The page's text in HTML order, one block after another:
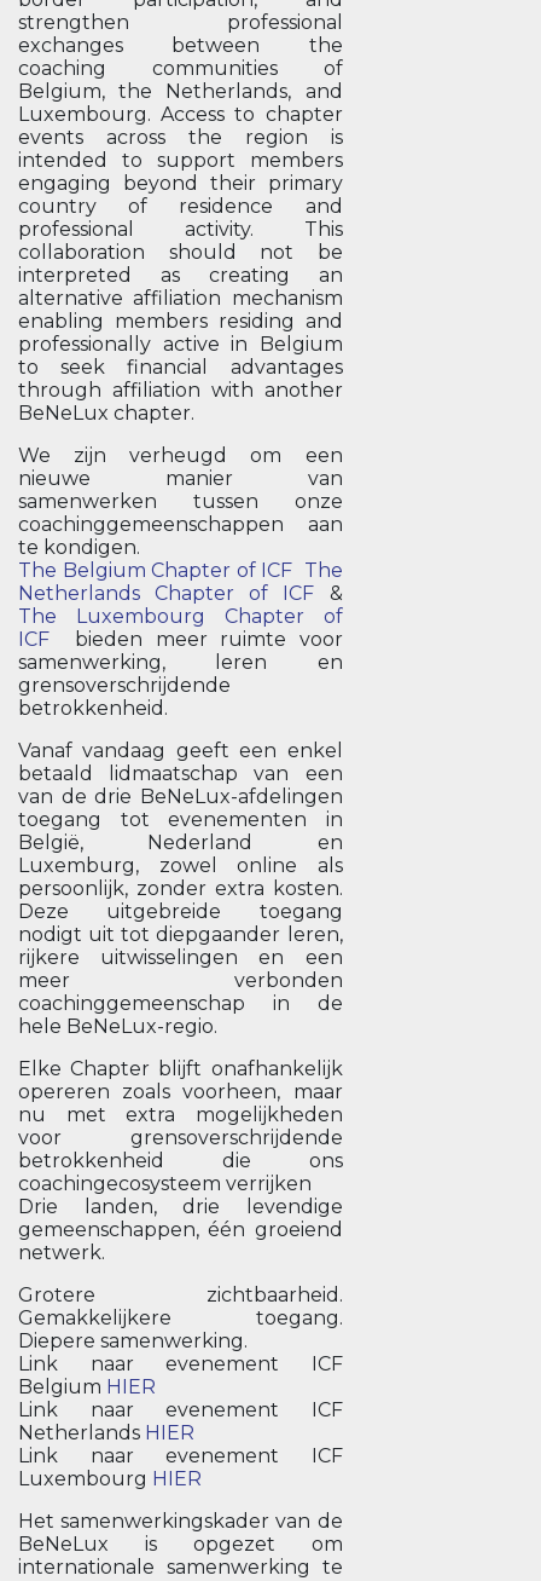
strengthen professional
exchanges between the
coaching communities of
Belgium, the Netherlands, and
Luxembourg. Access to chapter
events across the region is
intended to support members
engaging beyond their primary
country of residence and
professional activity. This
collaboration should not be
interpreted as creating an
alternative affiliation mechanism
enabling members residing and
professionally active in Belgium
to seek financial advantages
through affiliation with another
BeNeLux chapter.
We zijn verheugd om een
nieuwe manier van
samenwerken tussen onze
coachinggemeenschappen aan
te kondigen.
The Belgium Chapter of ICF The
Netherlands Chapter of ICF &
The Luxembourg Chapter of
ICF bieden meer ruimte voor
samenwerking, leren en
grensoverschrijdende
betrokkenheid.
Vanaf vandaag geeft een enkel
betaald lidmaatschap van een
van de drie BeNeLux-afdelingen
toegang tot evenementen in
België, Nederland en
Luxemburg, zowel online als
persoonlijk, zonder extra kosten.
Deze uitgebreide toegang
nodigt uit tot diepgaander leren,
rijkere uitwisselingen en een
meer verbonden
coachinggemeenschap in de
hele BeNeLux-regio.
Elke Chapter blijft onafhankelijk
opereren zoals voorheen, maar
nu met extra mogelijkheden
voor grensoverschrijdende
betrokkenheid die ons
coachingecosysteem verrijken
Drie landen, drie levendige
gemeenschappen, één groeiend
netwerk.
Grotere zichtbaarheid.
Gemakkelijkere toegang.
Diepere samenwerking.
Link naar evenement ICF
Belgium HIER
Link naar evenement ICF
Netherlands HIER
Link naar evenement ICF
Luxembourg HIER
Het samenwerkingskader van de
BeNeLux is opgezet om
internationale samenwerking te